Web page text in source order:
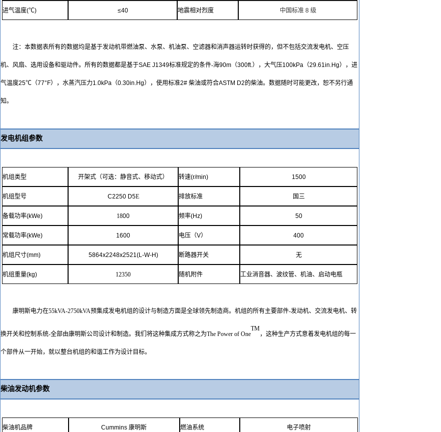
进气温度(℃) ≤40 地震相对烈度 中国标准 8 级
注：本数据表所有的数据均是基于发动机带燃油泵、水泵、机油泵、空滤器和消声器运转时获得的，但不包括交流发电机、空压
机、风扇、选用设备和驱动件。所有的数据都是基于SAE J1349标准规定的条件-海90m （300ft.），大气压100kPa （29.61in.Hg），进
气温度25℃ （77°F），水蒸汽压力1.0kPa （0.30in.Hg），使用标准2#柴油或符合ASTM D2的柴油。数据随时可能更改，恕不另行通
知。
发电机组参数
机组类型 开架式（可选：静音式、移动式） 转速(r/min) 1500
机组型号 C2250 D5E 排放标准 国三
备载功率(kWe) 1800 频率(Hz) 50
常载功率(kWe) 1600 电压（V） 400
机组尺寸(mm) 5864x2248x2521 (L-W-H) 断路器开关 无
机组重量(kg) 12350 随机附件 工业消音器、波纹管、机油、启动电瓶
康明斯电力在55kVA-2750kVA预集成发电机组的设计与制造方面是全球领先制造商。机组的所有主要部件-发动机、交流发电机、转
换开关和控制系统-全部由康明斯公司设计和制造。我们将这种集成方式称之为The Power of One
TM
，这种生产方式意着发电机组的每一
个部件从一开始，就以整台机组的和谐工作为设计目标。
柴油发动机参数
柴油机品牌 Cummins 康明斯 燃油系统 电子喷射